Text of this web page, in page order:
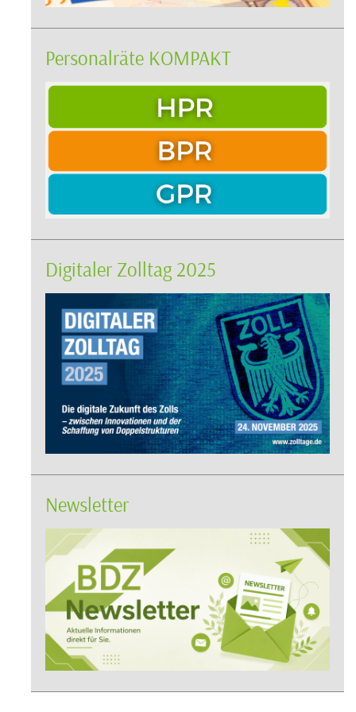
Personalräte KOMPAKT
Digitaler Zolltag 2025
Newsletter